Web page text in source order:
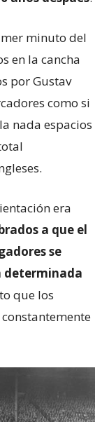
minuto del
en la cancha
por Gustav
como si
nada espacios
era
a que el
se
determinada
que los